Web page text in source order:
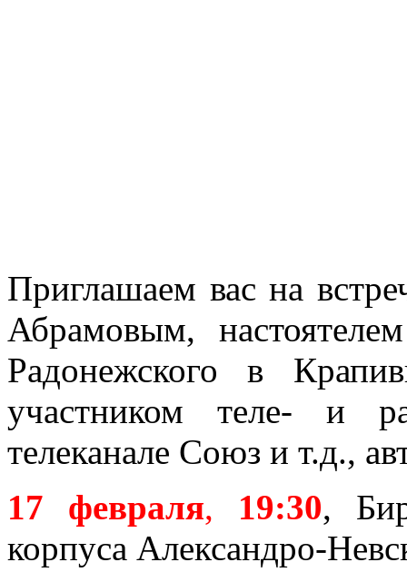
Приглашаем вас на
Абрамовым,
Радонежского в
участником теле- и
телеканале Союз и т.д.,
17 февраля, 19:30,
корпуса Александро-